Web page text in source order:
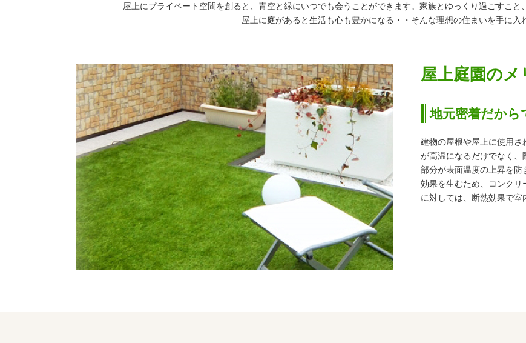
屋上にプライベート空間を創ると、青空と緑にいつでも会うことができます。家族とゆっくり過ごすこと
屋上に庭があると生活も心も豊かになる・・そんな理想の住まいを手に入
屋上庭園のメ
地元密着だから
建物の屋根や屋上に使用
が高温になるだけでなく
部分が表面温度の上昇を
効果を生むため、コンクリ
に対しては、断熱効果で室